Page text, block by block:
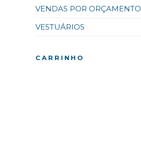
VENDAS POR ORÇAMENTO
VESTUÁRIOS
CARRINHO